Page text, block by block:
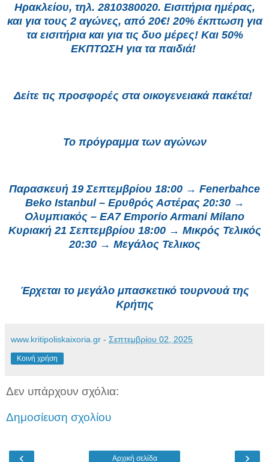
Ηρακλείου, τηλ. 2810380020. Εισιτήρια ημέρας,
και για τους 2 αγώνες, από 20€! 20% έκπτωση για
τα εισιτήρια και για τις δυο μέρες! Και 50%
ΕΚΠΤΩΣΗ για τα παιδιά!
Δείτε τις προσφορές στα οικογενειακά πακέτα!
Το πρόγραμμα των αγώνων
Παρασκευή 19 Σεπτεμβρίου 18:00 → Fenerbahce
Beko Istanbul – Ερυθρός Αστέρας 20:30 →
Ολυμπιακός – EA7 Emporio Armani Milano
Κυριακή 21 Σεπτεμβρίου 18:00 → Μικρός Τελικός
20:30 → Μεγάλος Τελικος
Έρχεται το μεγάλο μπασκετικό τουρνουά της
Κρήτης
www.kritipoliskaixoria.gr - Σεπτεμβρίου 02, 2025
Κοινή χρήση
Δεν υπάρχουν σχόλια:
Δημοσίευση σχολίου
‹ ›
Αρχική σελίδα